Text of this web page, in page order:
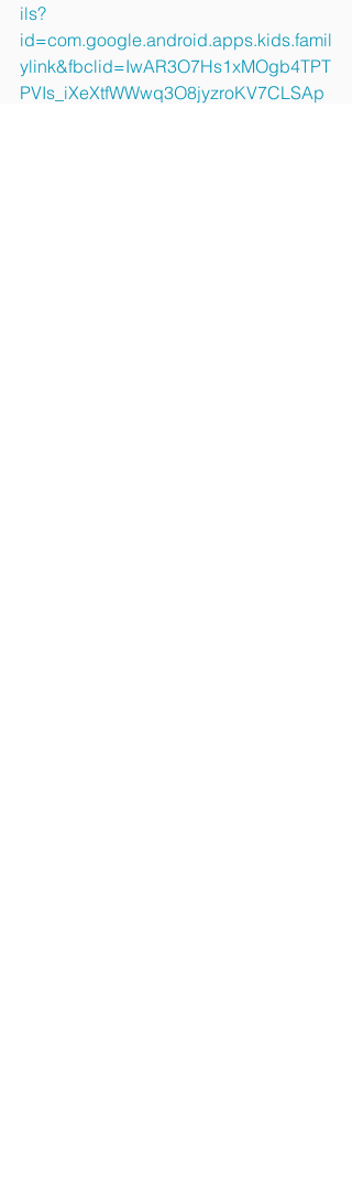
ils?
id=com.google.android.apps.kids.famil
ylink&fbclid=IwAR3O7Hs1xMOgb4TPT
PVIs_iXeXtfWWwq3O8jyzroKV7CLSAp